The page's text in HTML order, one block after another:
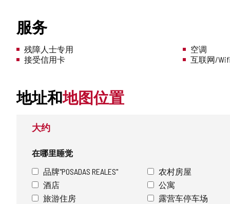
服务
残障人士专用
接受信用卡
空调
互联网/
地址和地图位置
大约
在哪里睡觉
品牌"POSADAS REALES"
农村房屋
酒店
公寓
旅游住房
露营车停车场